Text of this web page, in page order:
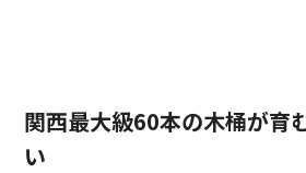
関西最大級60本の木桶が育
い